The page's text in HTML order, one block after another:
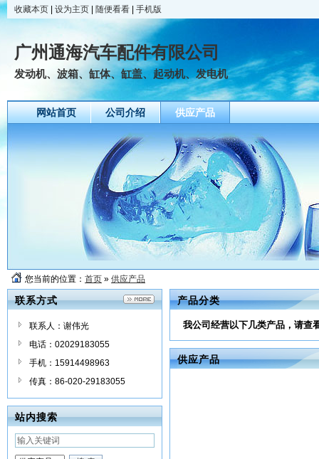
收藏本页 设为主页 随便看看 手机版
广州通海汽车配件有限公司
发动机、波箱、缸体、缸盖、起动机、发电机
网站首页 公司介绍 供应产品
您当前的位置： 首页 » 供应产品
联系方式
联系人：谢伟光
电话：02029183055
手机：15914498963
传真：86-020-29183055
站内搜索
产品分类
我公司经营以下几类产品，请查
供应产品